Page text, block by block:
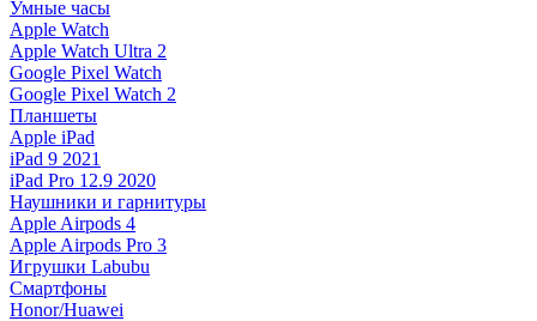
Умные часы
Apple Watch
Apple Watch Ultra 2
Google Pixel Watch
Google Pixel Watch 2
Планшеты
Apple iPad
iPad 9 2021
iPad Pro 12.9 2020
Наушники и гарнитуры
Apple Airpods 4
Apple Airpods Pro 3
Игрушки Labubu
Смартфоны
Honor/Huawei